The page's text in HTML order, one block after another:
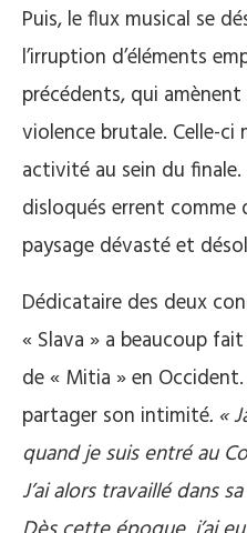
Puis, le flux musical se
l’irruption d’éléments
précédents, qui
violence brutale. Celle-
activité au sein du
disloqués errent
paysage dévasté et
Dédicataire des deux
« Slava » a beaucoup
de « Mitia » en
partager son intimité. «
quand je suis entré au
J’ai alors travaillé dans